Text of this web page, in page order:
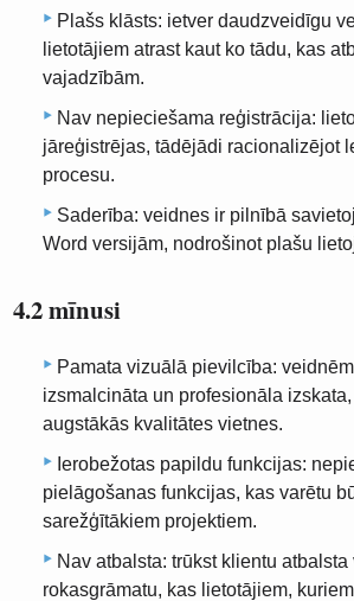
Plašs klāsts: ietver daudzveidīgu
lietotājiem atrast kaut ko tādu, kas
vajadzībām.
Nav nepieciešama reģistrācija:
jāreģistrējas, tādējādi racionalizējot
procesu.
Saderība: veidnes ir pilnībā
Word versijām, nodrošinot plašu
4.2 mīnusi
Pamata vizuālā pievilcība:
izsmalcināta un profesionāla
augstākās kvalitātes vietnes.
Ierobežotas papildu funkcijas:
pielāgošanas funkcijas, kas varētu
sarežģītākiem projektiem.
Nav atbalsta: trūkst klientu
rokasgrāmatu, kas lietotājiem,